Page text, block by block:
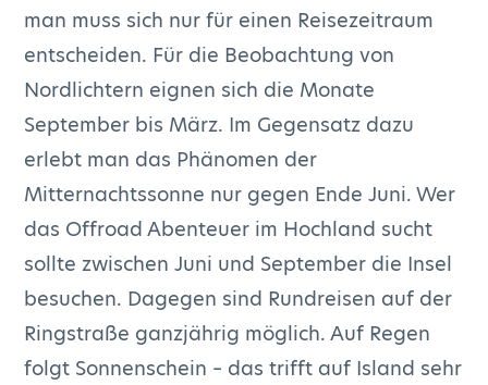
man muss sich nur für einen Reisezeitraum
entscheiden. Für die Beobachtung von
Nordlichtern eignen sich die Monate
September bis März. Im Gegensatz dazu
erlebt man das Phänomen der
Mitternachtssonne nur gegen Ende Juni. Wer
das Offroad Abenteuer im Hochland sucht
sollte zwischen Juni und September die Insel
besuchen. Dagegen sind Rundreisen auf der
Ringstraße ganzjährig möglich. Auf Regen
folgt Sonnenschein – das trifft auf Island sehr